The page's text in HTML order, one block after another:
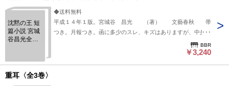
沈黙の王 短
篇小説 宮城
谷昌光全集
◆送料無料
平成１４年１版。宮城谷 昌光 （著） 文藝春秋 帯
つき。月報つき。函に多少のスレ、キズはありますが、中身状
BBR
￥3,240
重耳〈全3巻〉